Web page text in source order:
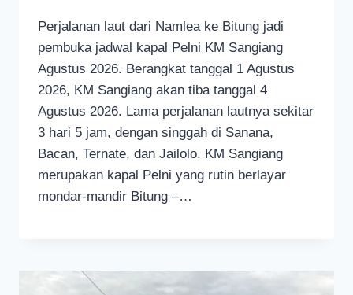
Perjalanan laut dari Namlea ke Bitung jadi
pembuka jadwal kapal Pelni KM Sangiang
Agustus 2026. Berangkat tanggal 1 Agustus
2026, KM Sangiang akan tiba tanggal 4
Agustus 2026. Lama perjalanan lautnya sekitar
3 hari 5 jam, dengan singgah di Sanana,
Bacan, Ternate, dan Jailolo. KM Sangiang
merupakan kapal Pelni yang rutin berlayar
mondar-mandir Bitung –…